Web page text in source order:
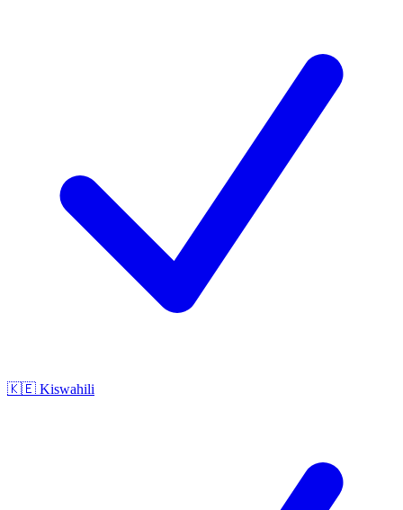
🇰🇪 Kiswahili